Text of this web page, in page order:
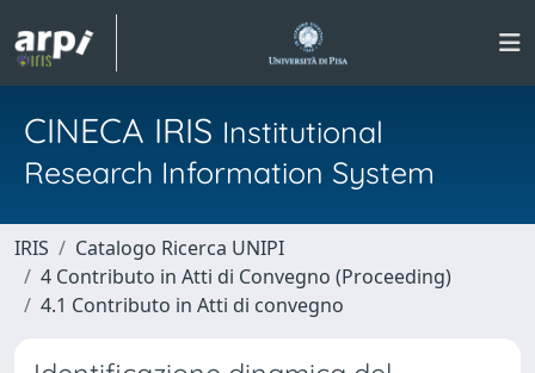
CINECA IRIS Institutional
Research Information System
IRIS
Catalogo Ricerca UNIPI
4 Contributo in Atti di Convegno (Proceeding)
4.1 Contributo in Atti di convegno